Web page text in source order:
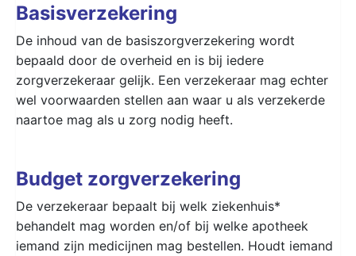
Basisverzekering
De inhoud van de basiszorgverzekering wordt
bepaald door de overheid en is bij iedere
zorgverzekeraar gelijk. Een verzekeraar mag echter
wel voorwaarden stellen aan waar u als verzekerde
naartoe mag als u zorg nodig heeft.
Budget zorgverzekering
De verzekeraar bepaalt bij welk ziekenhuis*
behandelt mag worden en/of bij welke apotheek
iemand zijn medicijnen mag bestellen. Houdt iemand